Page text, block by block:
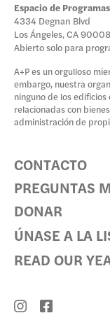
Espacio de
4334 Degnan Blvd
Los Ángeles, CA 90008
Abierto solo para
A+P es un orgulloso
embargo, nuestra
ninguno de los
relacionadas con
administración de
CONTACTO
PREGUNTAS
DONAR
ÚNASE A LA
READ OUR